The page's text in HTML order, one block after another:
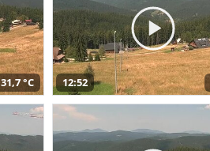
31,7 °C 12:52